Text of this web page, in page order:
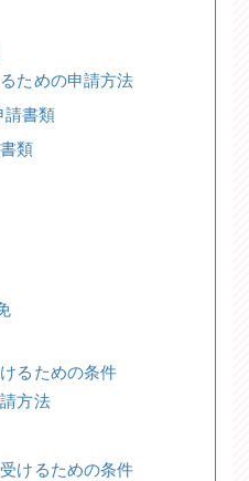
ための申請方法
請書類
類
るための条件
方法
けるための条件